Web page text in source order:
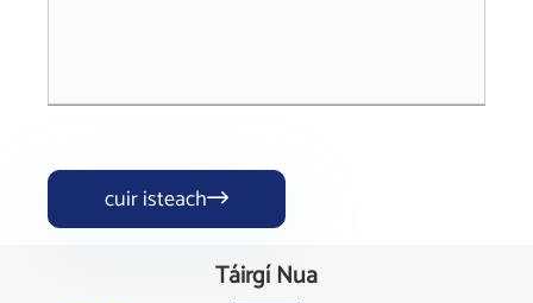
cuir isteach
Táirgí Nua